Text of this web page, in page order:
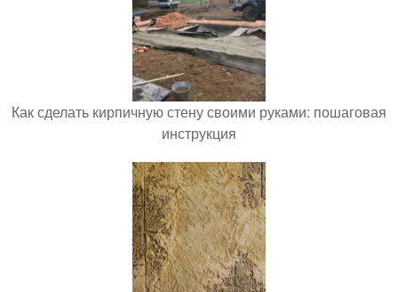
Как сделать кирпичную стену своими руками: пошаговая
инструкция